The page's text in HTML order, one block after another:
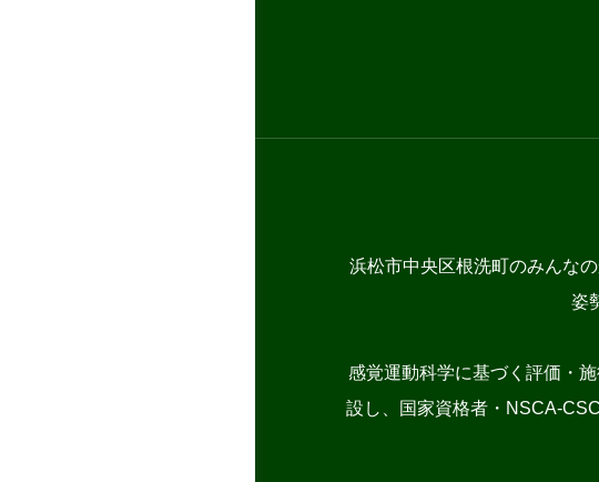
浜松市中央区根洗町のみんな
姿
感覚運動科学に基づく評価・
設し、国家資格者・NSCA-